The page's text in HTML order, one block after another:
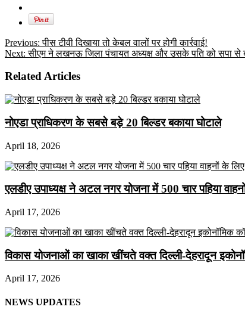
Previous: पीस टीवी दिखाया तो केबल वालों पर होगी कार्रवाई!
Next: सीएम ने लखनऊ जिला पंचायत अध्यक्ष और उसके पति को सपा से
Related Articles
नोएडा प्राधिकरण के सबसे बड़े 20 बिल्डर बकाया घोटाले
April 18, 2026
एलडीए उपाध्यक्ष ने अटल नगर योजना में 500 चार पहिया
April 17, 2026
विकास योजनाओं का खाका खींचते वक्त दिल्ली-देहरादून
April 17, 2026
NEWS UPDATES